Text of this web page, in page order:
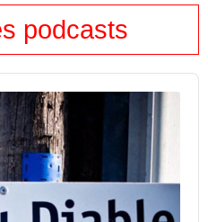
podcasts